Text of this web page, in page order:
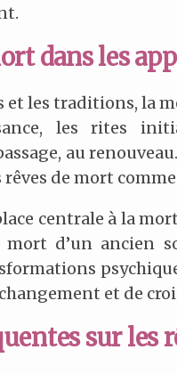
dans les
et les traditions, la
les rites
au
de mort
centrale à la
d’un ancien
et de
sur les